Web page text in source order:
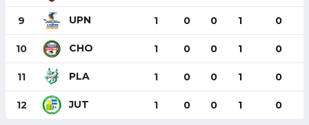
9 UPN 1 0 0 1 0
10 CHO 1 0 0 1 0
11 PLA 1 0 0 1 0
12 JUT 1 0 0 1 0